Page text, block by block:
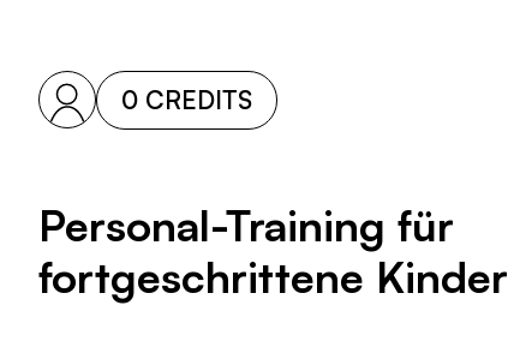
0 CREDITS
Personal-Training für
fortgeschrittene Kinder